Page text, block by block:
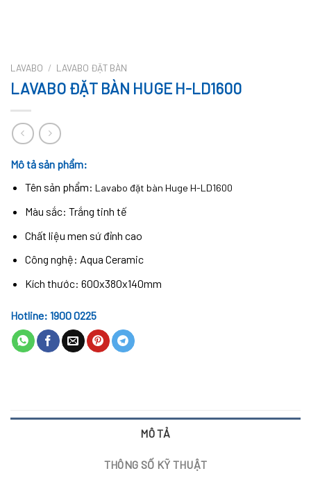
LAVABO / LAVABO ĐẶT BÀN
LAVABO ĐẶT BÀN HUGE H-LD1600
Mô tả sản phẩm:
Tên sản phẩm: Lavabo đặt bàn Huge H-LD1600
Màu sắc: Trắng tinh tế
Chất liệu men sứ đỉnh cao
Công nghệ: Aqua Ceramic
Kích thước: 600x380x140mm
Hotline: 1900 0225
MÔ TẢ
THÔNG SỐ KỸ THUẬT